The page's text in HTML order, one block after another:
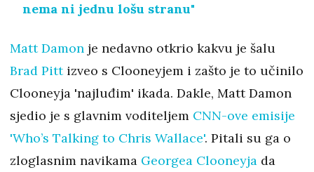
nema ni jednu lošu stranu"
Matt Damon je nedavno otkrio kakvu je šalu
Brad Pitt izveo s Clooneyjem i zašto je to učinilo
Clooneyja 'najluđim' ikada. Dakle, Matt Damon
sjedio je s glavnim voditeljem CNN-ove emisije
'Who’s Talking to Chris Wallace'. Pitali su ga o
zloglasnim navikama Georgea Clooneyja da